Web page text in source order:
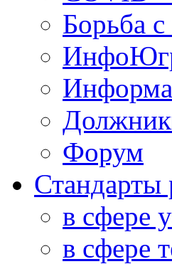
Борьба
Форум
в сфере
в сфере